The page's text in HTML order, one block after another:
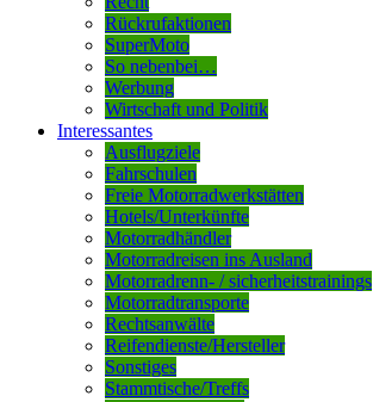
Rückrufaktionen
SuperMoto
So nebenbei…
Werbung
Wirtschaft und Politik
Interessantes
Ausflugziele
Fahrschulen
Freie Motorradwerkstätten
Hotels/Unterkünfte
Motorradhändler
Motorradreisen ins Ausland
Motorradrenn- / sicherheitstrainings
Motorradtransporte
Rechtsanwälte
Reifendienste/Hersteller
Sonstiges
Stammtische/Treffs